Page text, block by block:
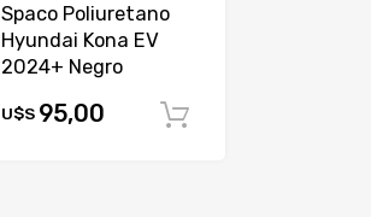
Spaco Poliuretano
Hyundai Kona EV
2024+ Negro
U$S 95,00